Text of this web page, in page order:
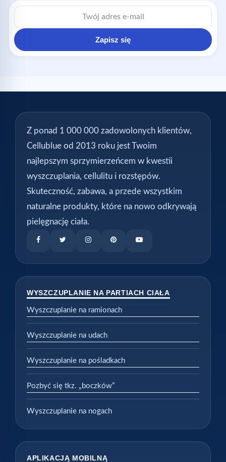
Adres
e-
Zapisz się
Z ponad 1 000 000 zadowolonych klientów,
Cellublue od 2013 roku jest Twoim
najlepszym sprzymierzeńcem w kwestii
wyszczuplania, cellulitu i rozstępów.
Skuteczność, zabawa, a przede wszystkim
naturalne produkty, które na nowo odkrywają
pielęgnację ciała.
WYSZCZUPLANIE NA PARTIACH CIAŁA
Wyszczuplanie na ramionach
Wyszczuplanie na udach
Wyszczuplanie na pośladkach
Pozbyć się tkz. „boczków”
Wyszczuplanie na nogach
APLIKACJĄ MOBILNĄ